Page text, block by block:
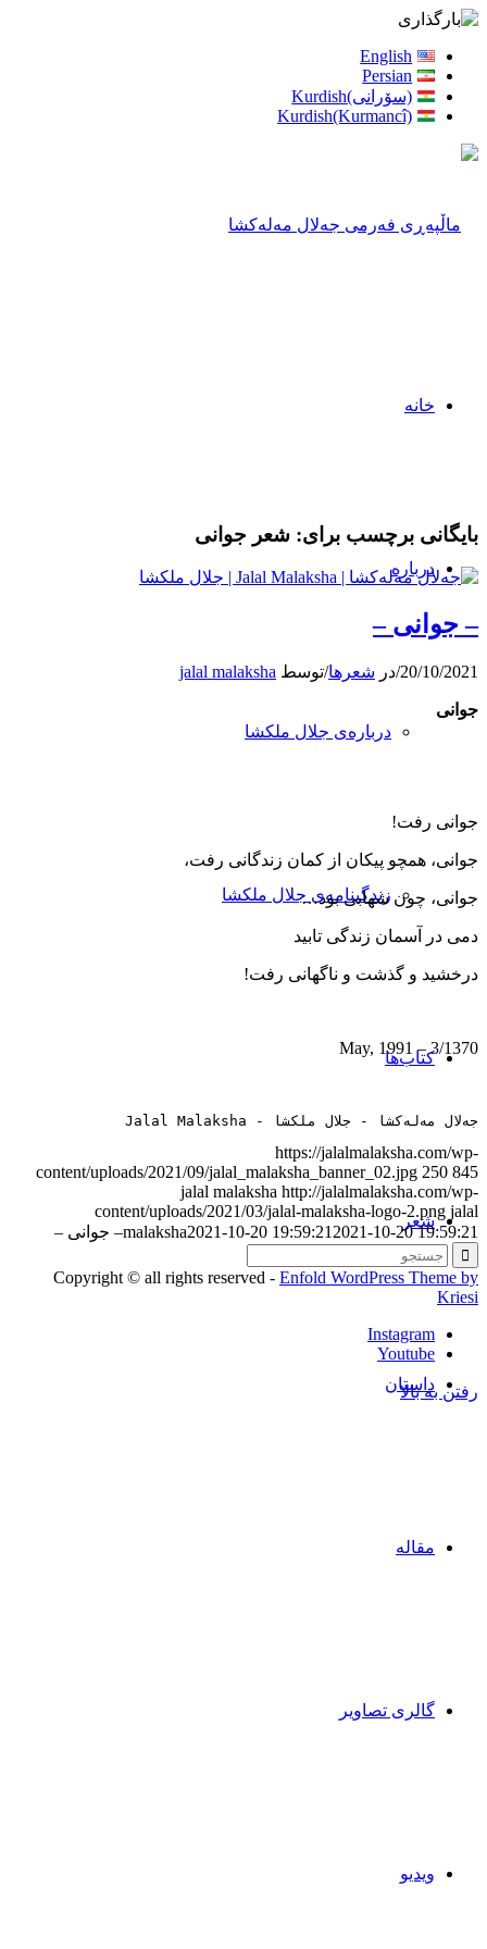
English
Persian
(سۆرانی)Kurdish
Kurdish(Kurmancî)
خانه
درباره
درباره‌ی جلال ملکشا
زندگینامه‌ی جلال ملکشا
کتاب‌ها
شعر
داستان
مقاله‌
گالری تصاویر
ویدیو
بایگانی برچسب برای: شعر جوانی
– جوانی –
20/10/2021
/در شعرها/توسط jalal malaksha
جوانی
جوانی رفت!
جوانی، همچو پیكان از كمان زندگانی رفت،
جوانی، چون شهابی بود…
دمی ‌در آسمان زندگی تابید
درخشید و گذشت و ناگهانی رفت!
3/1370 – May, 1991
جەلال مەلەکشا - جلال ملکشا - Jalal Malaksha
https://jalalmalaksha.com/wp-
content/uploads/2021/09/jalal_malaksha_banner_02.jpg 250 845
jalal malaksha http://jalalmalaksha.com/wp-
content/uploads/2021/03/jalal-malaksha-logo-2.png jalal
malaksha2021-10-20 19:59:21 2021-10-20 19:59:21 – جوانی –
Copyright © all rights reserved - Enfold WordPress Theme by
Kriesi
Instagram
Youtube
رفتن به بالا